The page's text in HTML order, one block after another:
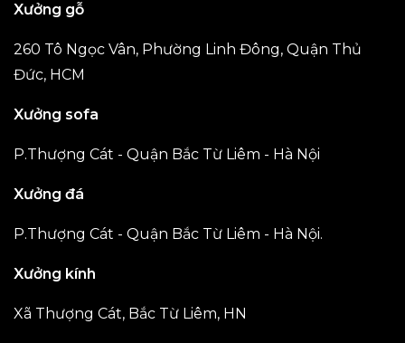
Xưởng gỗ
260 Tô Ngọc Vân, Phường Linh Đông, Quận Thủ
Đức, HCM
Xưởng sofa
P.Thượng Cát - Quận Bắc Từ Liêm - Hà Nội
Xưởng đá
P.Thượng Cát - Quận Bắc Từ Liêm - Hà Nội.
Xưởng kính
Xã Thượng Cát, Bắc Từ Liêm, HN